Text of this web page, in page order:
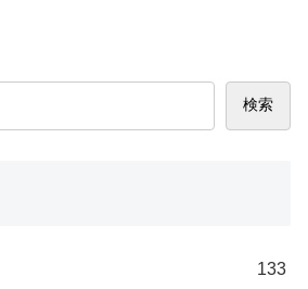
検索
133